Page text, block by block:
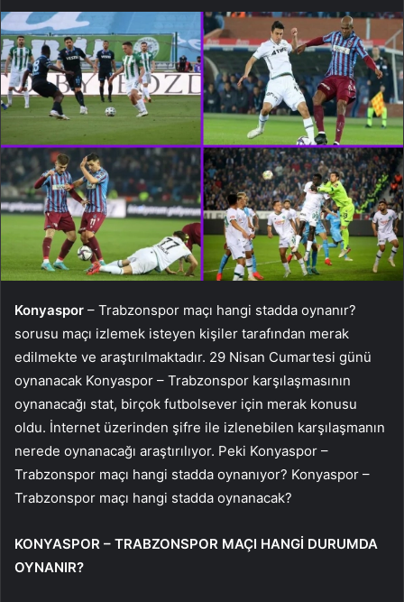
Konyaspor – Trabzonspor maçı hangi stadda oynanır?
sorusu maçı izlemek isteyen kişiler tarafından merak
edilmekte ve araştırılmaktadır. 29 Nisan Cumartesi günü
oynanacak Konyaspor – Trabzonspor karşılaşmasının
oynanacağı stat, birçok futbolsever için merak konusu
oldu. İnternet üzerinden şifre ile izlenebilen karşılaşmanın
nerede oynanacağı araştırılıyor. Peki Konyaspor –
Trabzonspor maçı hangi stadda oynanıyor? Konyaspor –
Trabzonspor maçı hangi stadda oynanacak?
KONYASPOR – TRABZONSPOR MAÇI HANGİ DURUMDA
OYNANIR?